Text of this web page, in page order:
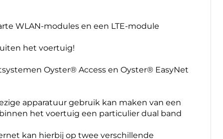
WLAN-modules en een LTE-module
het voertuig!
Oyster® Access en Oyster® EasyNet
apparatuur gebruik kan maken van een
het voertuig een particulier dual band
kan hierbij op twee verschillende